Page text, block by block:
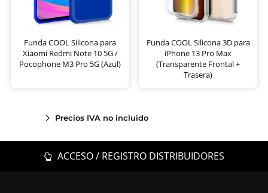
Funda COOL Silicona para
Xiaomi Redmi Note 10 5G /
Pocophone M3 Pro 5G (Azul)
Funda COOL Silicona 3D para
iPhone 13 Pro Max
(Transparente Frontal +
Trasera)
Precios IVA no incluido
ACCESO / REGISTRO DISTRIBUIDORES